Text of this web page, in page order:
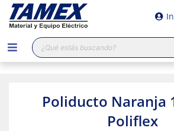
Búsqueda
de
productos
Poliducto Naranja
Poliflex